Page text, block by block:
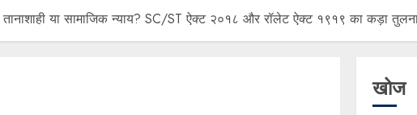
तानाशाही या सामाजिक न्याय? SC/ST ऐक्ट २०१८ और रॉलेट ऐक्ट १९१९ का कड़ा
खोज